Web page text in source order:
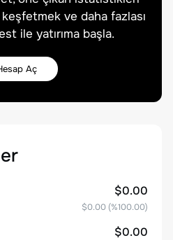
ve daha fazlası
ile yatırıma başla.
Aç
$0.00
$0.00 (%100.00)
$0.00